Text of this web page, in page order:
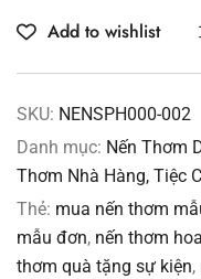
Add to wishlist
SKU: NENSPH000-002
Danh mục: Nến Thơm
Thơm Nhà Hàng, Tiệc
Thẻ: mua nến thơm
mẫu đơn, nến thơm
thơm quà tặng sự kiện,